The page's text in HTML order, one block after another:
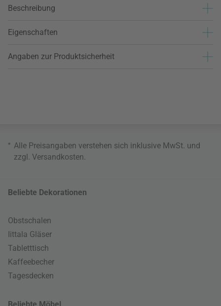
Beschreibung
Eigenschaften
Angaben zur Produktsicherheit
* Alle Preisangaben verstehen sich inklusive MwSt. und
zzgl. Versandkosten
Beliebte Dekorationen
Obstschalen
Iittala Gläser
Tabletttisch
Kaffeebecher
Tagesdecken